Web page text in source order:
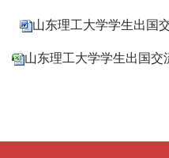
山东理工大学学生出国
山东理工大学学生出国交